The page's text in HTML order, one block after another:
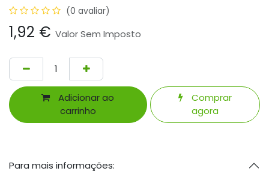
(0 avaliar)
1,92 € Valor Sem Imposto
Adicionar ao
carrinho
Comprar
agora
Para mais informações: